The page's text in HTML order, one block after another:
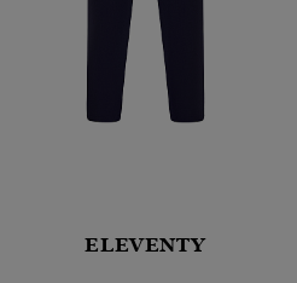
ELEVENTY